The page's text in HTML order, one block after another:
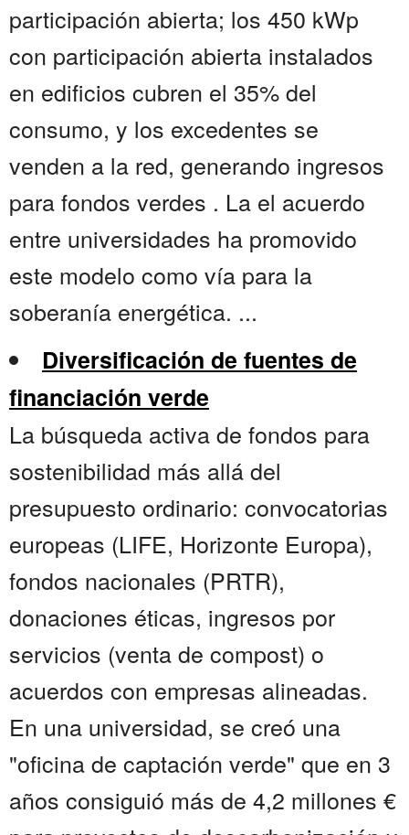
participación abierta; los 450 kWp
con participación abierta instalados
en edificios cubren el 35% del
consumo, y los excedentes se
venden a la red, generando ingresos
para fondos verdes . La el acuerdo
entre universidades ha promovido
este modelo como vía para la
soberanía energética. ...
Diversificación de fuentes de
financiación verde
La búsqueda activa de fondos para
sostenibilidad más allá del
presupuesto ordinario: convocatorias
europeas (LIFE, Horizonte Europa),
fondos nacionales (PRTR),
donaciones éticas, ingresos por
servicios (venta de compost) o
acuerdos con empresas alineadas.
En una universidad, se creó una
"oficina de captación verde" que en 3
años consiguió más de 4,2 millones €